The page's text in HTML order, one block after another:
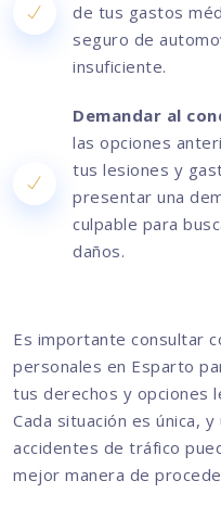
de tus gastos
seguro de
insuficiente.
Demandar al
las opciones
tus lesiones y
presentar una
culpable para
daños.
Es importante consultar
personales en Esparto
tus derechos y opciones
Cada situación es única,
accidentes de tráfico
mejor manera de